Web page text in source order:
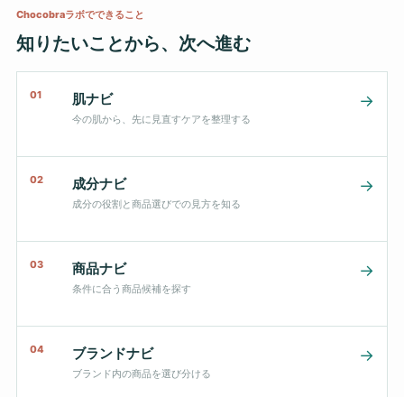
Chocobraラボでできること
知りたいことから、次へ進む
01 肌ナビ
今の肌から、先に見直すケアを整理する
→
02 成分ナビ
成分の役割と商品選びでの見方を知る
→
03 商品ナビ
条件に合う商品候補を探す
→
04 ブランドナビ
ブランド内の商品を選び分ける
→